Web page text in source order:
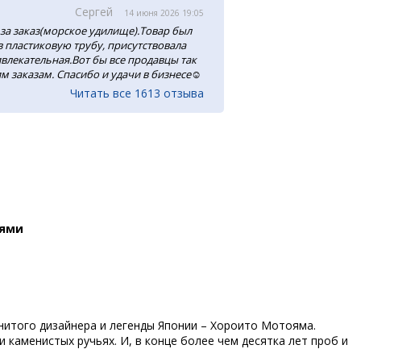
Сергей 14 июня 2026 19:05
заказ(морское удилище).Товар был
трубу, присутствовала
бы все продавцы так
заказам. Спасибо и удачи в бизнесе☺️
Читать все 1613 отзыва
дизайнера и легенды Японии – Хороито Мотояма.
ручьях. И, в конце более чем десятка лет проб и